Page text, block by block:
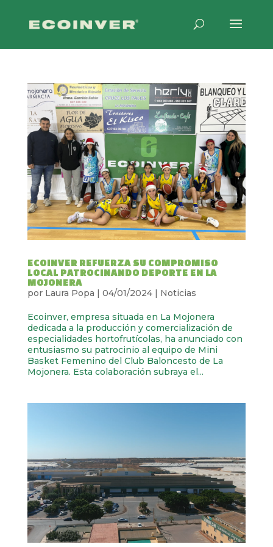
ECOINVER REFUERZA SU COMPROMISO
LOCAL PATROCINANDO DEPORTE EN LA
MOJONERA
por Laura Popa | 04/01/2024| Noticias
Ecoinver, empresa situada en La Mojonera
dedicada a la producción y comercialización de
especialidades hortofrutícolas, ha anunciado con
entusiasmo su patrocinio al equipo de Mini
Basket Femenino del Club Baloncesto de La
Mojonera. Esta colaboración subraya el...